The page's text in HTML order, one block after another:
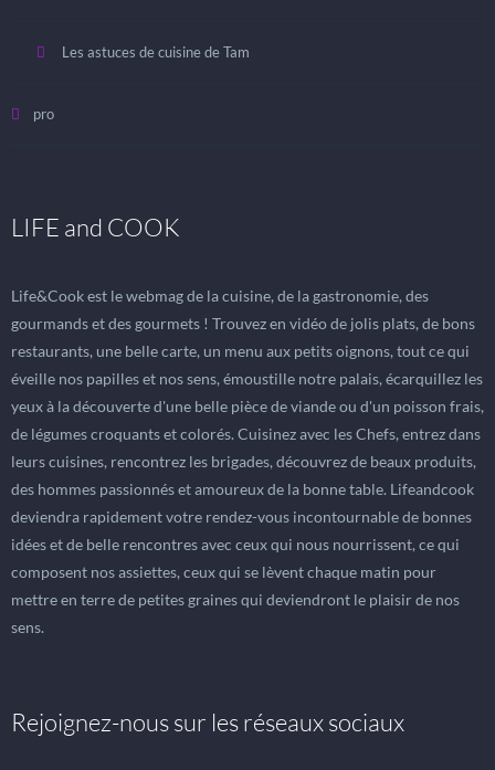
Les astuces de cuisine de Tam
pro
LIFE and COOK
Life&Cook est le webmag de la cuisine, de la gastronomie, des
gourmands et des gourmets ! Trouvez en vidéo de jolis plats, de bons
restaurants, une belle carte, un menu aux petits oignons, tout ce qui
éveille nos papilles et nos sens, émoustille notre palais, écarquillez les
yeux à la découverte d'une belle pièce de viande ou d'un poisson frais,
de légumes croquants et colorés. Cuisinez avec les Chefs, entrez dans
leurs cuisines, rencontrez les brigades, découvrez de beaux produits,
des hommes passionnés et amoureux de la bonne table. Lifeandcook
deviendra rapidement votre rendez-vous incontournable de bonnes
idées et de belle rencontres avec ceux qui nous nourrissent, ce qui
composent nos assiettes, ceux qui se lèvent chaque matin pour
mettre en terre de petites graines qui deviendront le plaisir de nos
sens.
Rejoignez-nous sur les réseaux sociaux